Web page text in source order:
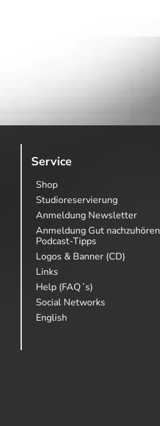
Service
Shop
Studioreservierung
Anmeldung Newsletter
Anmeldung Gut nachzuhören
Podcast-Tipps
Logos & Banner (CD)
Links
Help (FAQ´s)
Social Networks
English